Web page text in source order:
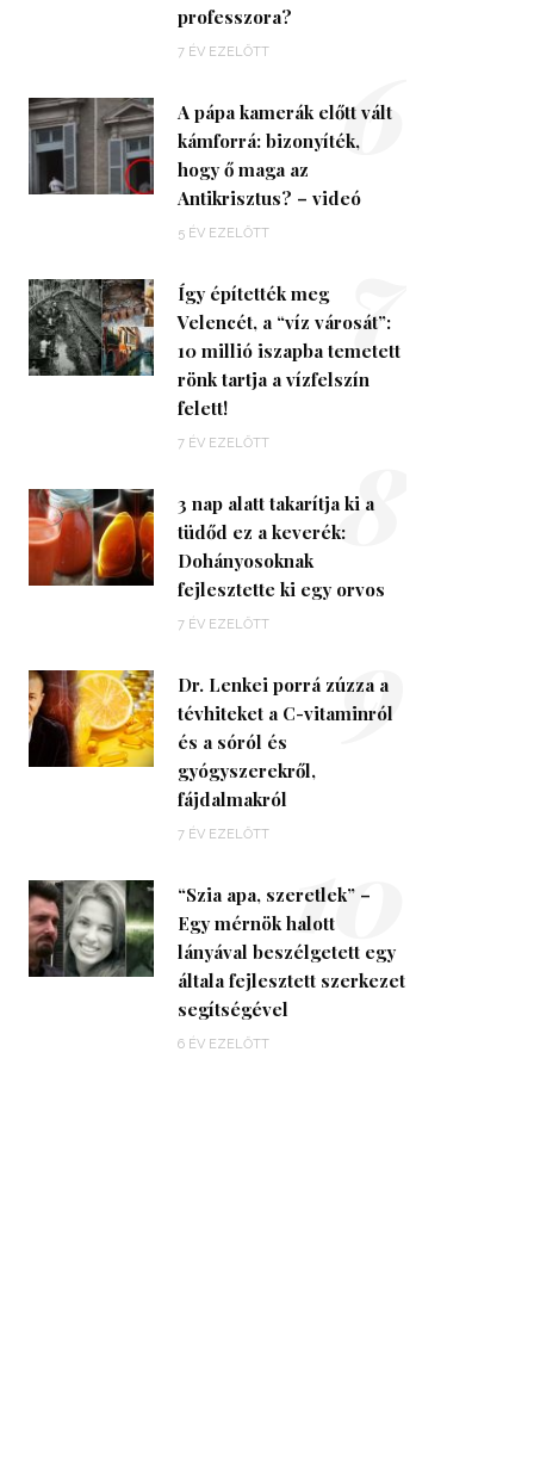
professzora?
7 ÉV EZELŐTT
A pápa kamerák előtt vált
kámforrá: bizonyíték,
hogy ő maga az
Antikrisztus? – videó
5 ÉV EZELŐTT
6
Így építették meg
Velencét, a “víz városát”:
10 millió iszapba temetett
rönk tartja a vízfelszín
felett!
7 ÉV EZELŐTT
7
3 nap alatt takarítja ki a
tüdőd ez a keverék:
Dohányosoknak
fejlesztette ki egy orvos
7 ÉV EZELŐTT
8
Dr. Lenkei porrá zúzza a
tévhiteket a C-vitaminról
és a sóról és
gyógyszerekről,
fájdalmakról
7 ÉV EZELŐTT
9
“Szia apa, szeretlek” –
Egy mérnök halott
lányával beszélgetett egy
általa fejlesztett szerkezet
segítségével
6 ÉV EZELŐTT
10